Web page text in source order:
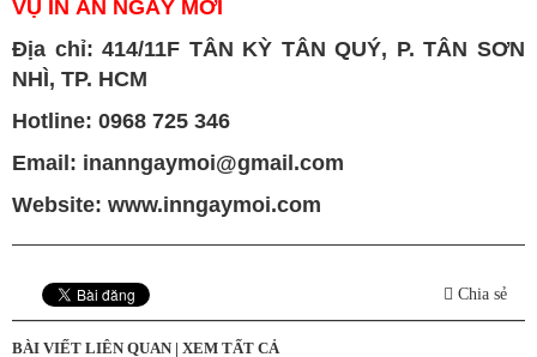
VỤ IN ẤN NGÀY MỚI
Địa chỉ: 414/11F TÂN KỲ TÂN QUÝ, P. TÂN SƠN
NHÌ, TP. HCM
Hotline: 0968 725 346
Email: inanngaymoi@gmail.com
Website: www.inngaymoi.com
Chia sẻ
BÀI VIẾT LIÊN QUAN | XEM TẤT CẢ